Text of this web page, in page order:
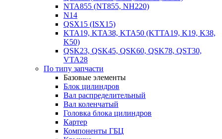
NTA855 (NT855, NH220)
N14
QSX15 (ISX15)
KTA19, KTA38, KTA50 (KTTA19, K19, K38,
K50)
QSK23, QSK45, QSK60, QSK78, QST30,
VTA28
По типу запчасти
Базовые элементы
Блок цилиндров
Вал распределительный
Вал коленчатый
Головка блока цилиндров
Картер
Компоненты ГБЦ